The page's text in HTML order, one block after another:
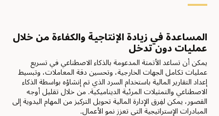
المساعدة في زيادة الإنتاجية والكفاءة من خلال
عمليات دون تدخل
يمكن أن تساعد الأتمتة المدعومة بالذكاء الاصطناعي في تسريع
عمليات تكامل الجهات الخارجية، وتحسين دقة المعاملات، وتبسيط
إعداد التقارير المالية باستخدام السرد الذي تم إنشاؤه بواسطة الذكاء
الاصطناعي والتمثيلات المرئية الديناميكية. من خلال تقليل أوجه
القصور، يمكن لفِرق الإدارة المالية تحويل التركيز من المهام اليدوية إلى
المبادرات الإستراتيجية التي تعزز نمو الأعمال.